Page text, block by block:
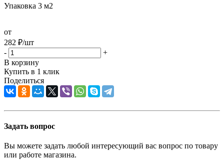
Упаковка 3 м2
от
282 ₽/шт
-
+
В корзину
Купить в 1 клик
Поделиться
Задать вопрос
Вы можете задать любой интересующий вас вопрос по товару
или работе магазина.